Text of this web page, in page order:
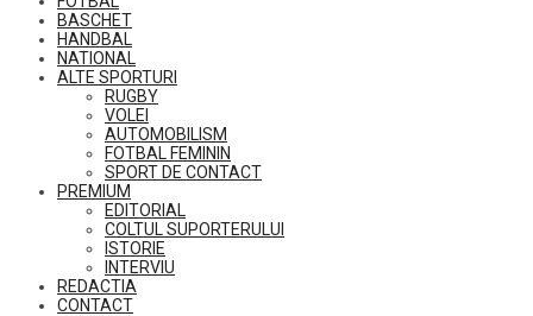
BASCHET
HANDBAL
NATIONAL
ALTE SPORTURI
RUGBY
VOLEI
AUTOMOBILISM
FOTBAL FEMININ
SPORT DE CONTACT
PREMIUM
EDITORIAL
COLTUL SUPORTERULUI
ISTORIE
INTERVIU
REDACTIA
CONTACT